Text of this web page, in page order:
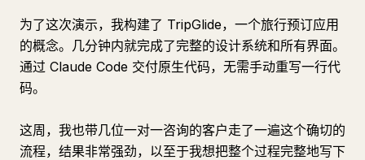
为了这次演示，我构建了 TripGlide，一个旅行预订应用
的概念。几分钟内就完成了完整的设计系统和所有界面。
通过 Claude Code 交付原生代码，无需手动重写一行代
码。
这周，我也带几位一对一咨询的客户走了一遍这个确切的
流程，结果非常强劲，以至于我想把整个过程完整地写下